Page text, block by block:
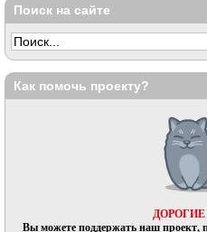
Поиск на сайте
Как помочь проекту?
ДОРОГИЕ
Вы можете поддержать наш проект,